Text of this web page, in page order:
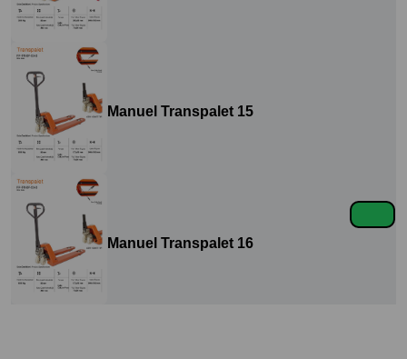
Manuel Transpalet 15
Manuel Transpalet 16